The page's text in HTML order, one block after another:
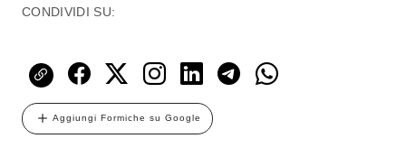
CONDIVIDI SU:
Aggiungi Formiche su Google